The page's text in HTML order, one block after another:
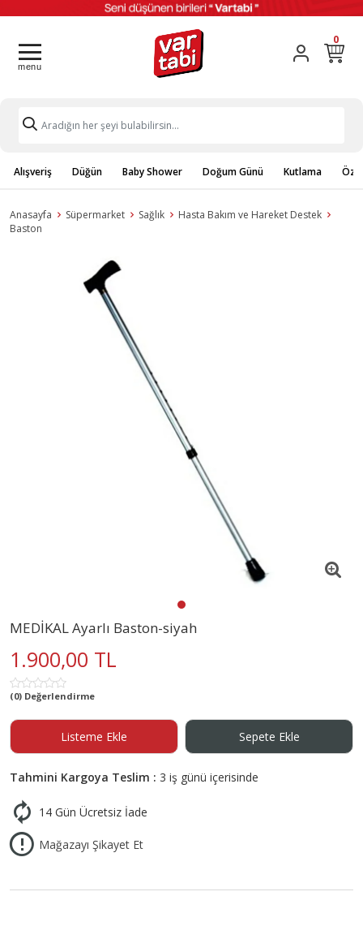
0
Alışveriş Düğün Baby Shower Doğum Günü Kutlama
Anasayfa Süpermarket Sağlık
Hasta Bakım ve Hareket Destek
Baston
MEDİKAL Ayarlı Baston-siyah
1.900,00 TL
(0) Değerlendirme
Listeme Ekle Sepete Ekle
Tahmini Kargoya Teslim : 3 iş günü içerisinde
14 Gün Ücretsiz İade
Mağazayı Şikayet Et